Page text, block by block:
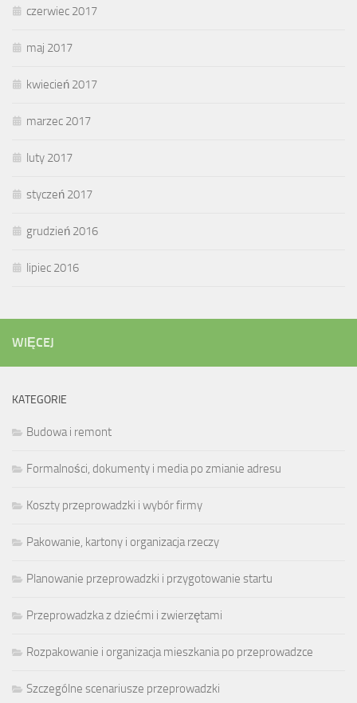
czerwiec 2017
maj 2017
kwiecień 2017
marzec 2017
luty 2017
styczeń 2017
grudzień 2016
lipiec 2016
WIĘCEJ
KATEGORIE
Budowa i remont
Formalności, dokumenty i media po zmianie adresu
Koszty przeprowadzki i wybór firmy
Pakowanie, kartony i organizacja rzeczy
Planowanie przeprowadzki i przygotowanie startu
Przeprowadzka z dziećmi i zwierzętami
Rozpakowanie i organizacja mieszkania po przeprowadzce
Szczególne scenariusze przeprowadzki